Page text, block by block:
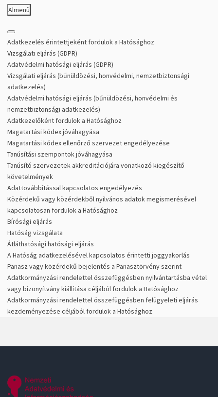
Almenü
Adatkezelés érintettjeként fordulok a Hatósághoz
Vizsgálati eljárás (GDPR)
Adatvédelmi hatósági eljárás (GDPR)
Vizsgálati eljárás (bűnüldözési, honvédelmi, nemzetbiztonsági
adatkezelés)
Adatvédelmi hatósági eljárás (bűnüldözési, honvédelmi és
nemzetbiztonsági adatkezelés)
Adatkezelőként fordulok a Hatósághoz
Magatartási kódex jóváhagyása
Magatartási kódex ellenőrző szervezet engedélyezése
Tanúsítási szempontok jóváhagyása
Tanúsító szervezetek akkreditációjára vonatkozó kiegészítő
követelmények
Adattovábbítással kapcsolatos engedélyezés
Közérdekű vagy közérdekből nyilvános adatok megismerésével
kapcsolatosan fordulok a Hatósághoz
Bírósági eljárás
Hatóság vizsgálata
Átláthatósági hatósági eljárás
A Hatóság adatkezelésével kapcsolatos érintetti joggyakorlás
Panasz vagy közérdekű bejelentés a Panasztörvény szerint
Adatkormányzási rendelettel összefüggésben nyilvántartásba vétel
vagy bizonyítvány kiállítása céljából fordulok a Hatósághoz
Adatkormányzási rendelettel összefüggésben felügyeleti eljárás
kezdeményezése céljából fordulok a Hatósághoz